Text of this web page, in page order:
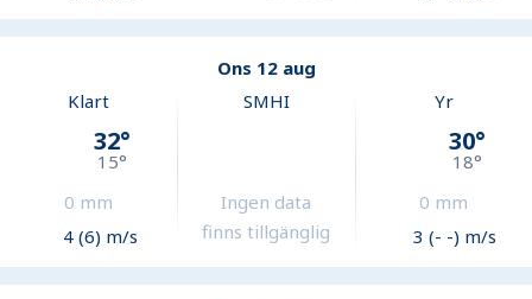
Ons 12 aug
Klart
32°
15°
0 mm
4 (6) m/s
SMHI
Ingen data
finns tillgänglig
Yr
30°
18°
0 mm
3 (- -) m/s